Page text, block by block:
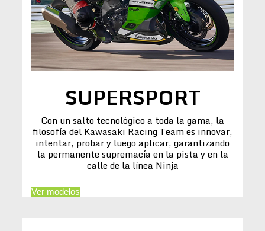
SUPERSPORT
Con un salto tecnológico a toda la gama, la
filosofía del Kawasaki Racing Team es innovar,
intentar, probar y luego aplicar, garantizando
la permanente supremacía en la pista y en la
calle de la línea Ninja
Ver modelos